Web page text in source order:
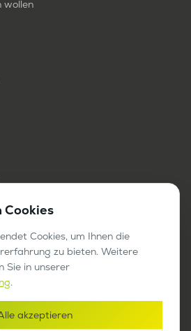
wollen
auf GemeindeTV
Cookies, um Ihnen die
zu bieten. Weitere
Sie in unserer
.
akzeptieren